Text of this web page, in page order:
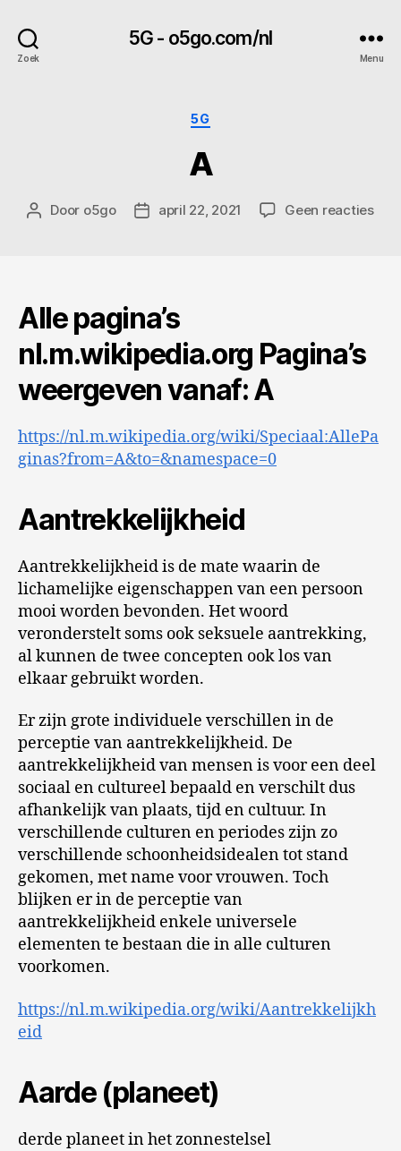
Zoek
5G - o5go.com/nl
Menu
Categorieën
5G
A
Berichtauteur
Door o5go Berichtdatum
april 22, 2021 Geen reactiesop
Alle pagina’s
nl.m.wikipedia.org Pagina’s
weergeven vanaf: A
https://nl.m.wikipedia.org/wiki/Speciaal:AllePa
ginas?from=A&to=&namespace=0
Aantrekkelijkheid
Aantrekkelijkheid is de mate waarin de
lichamelijke eigenschappen van een persoon
mooi worden bevonden. Het woord
veronderstelt soms ook seksuele aantrekking,
al kunnen de twee concepten ook los van
elkaar gebruikt worden.
Er zijn grote individuele verschillen in de
perceptie van aantrekkelijkheid. De
aantrekkelijkheid van mensen is voor een deel
sociaal en cultureel bepaald en verschilt dus
afhankelijk van plaats, tijd en cultuur. In
verschillende culturen en periodes zijn zo
verschillende schoonheidsidealen tot stand
gekomen, met name voor vrouwen. Toch
blijken er in de perceptie van
aantrekkelijkheid enkele universele
elementen te bestaan die in alle culturen
voorkomen.
https://nl.m.wikipedia.org/wiki/Aantrekkelijkh
eid
Aarde (planeet)
derde planeet in het zonnestelsel